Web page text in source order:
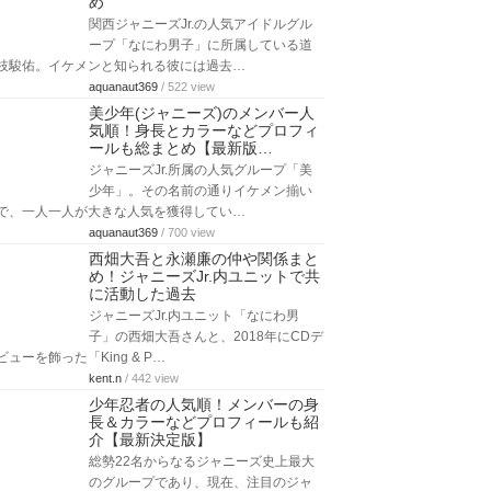
関西ジャニーズJr.の人気アイドルグル
ープ「なにわ男子」に所属している道
駿佑。イケメンと知られる彼には過去…
aquanaut369 / 522 view
美少年(ジャニーズ)のメンバー人
気順！身長とカラーなどプロフィ
ールも総まとめ【最新版…
ジャニーズJr.所属の人気グループ「美
少年」。その名前の通りイケメン揃い
、一人一人が大きな人気を獲得してい…
aquanaut369 / 700 view
西畑大吾と永瀬廉の仲や関係まと
め！ジャニーズJr.内ユニットで共
に活動した過去
ジャニーズJr.内ユニット「なにわ男
子」の西畑大吾さんと、2018年にCDデ
ューを飾った「King & P…
kent.n / 442 view
少年忍者の人気順！メンバーの身
長＆カラーなどプロフィールも紹
介【最新決定版】
総勢22名からなるジャニーズ史上最大
のグループであり、現在、注目のジャ